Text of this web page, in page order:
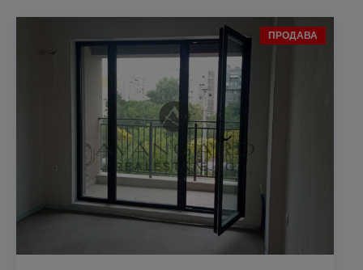
ПРОДАВА